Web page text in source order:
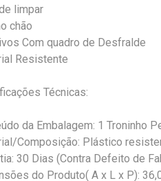
limpar
chão
Com quadro de Desfralde
Resistente
Técnicas:
da Embalagem: 1 Troninho
Composição: Plástico
30 Dias (Contra Defeito de
do Produto( A x L x P):